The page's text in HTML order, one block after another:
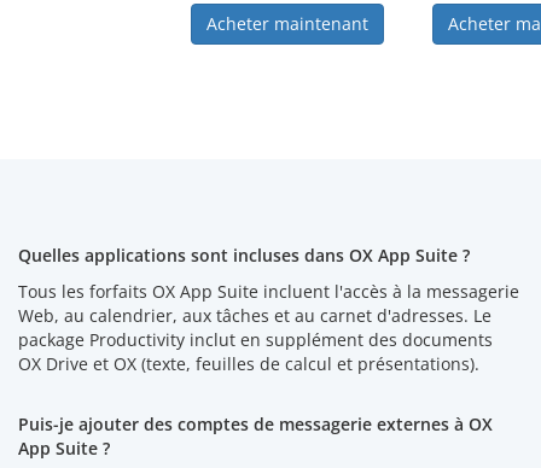
Acheter maintenant Acheter
Quelles applications sont incluses dans OX App Suite ?
Tous les forfaits OX App Suite incluent l'accès à la messagerie
Web, au calendrier, aux tâches et au carnet d'adresses. Le
package Productivity inclut en supplément des documents
OX Drive et OX (texte, feuilles de calcul et présentations).
Puis-je ajouter des comptes de messagerie externes à OX
App Suite ?